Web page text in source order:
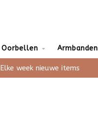
Oorbellen Armbanden
Elke week nieuwe items